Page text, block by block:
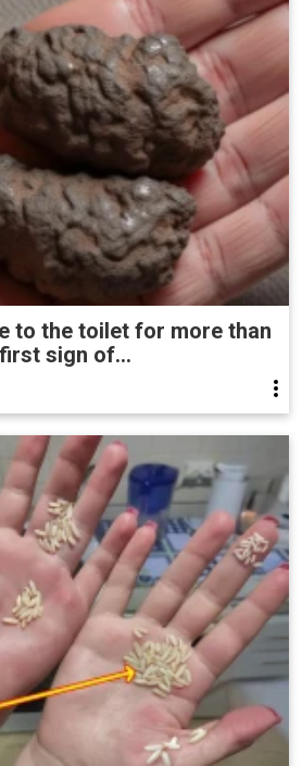
to the toilet for more than
sign of...